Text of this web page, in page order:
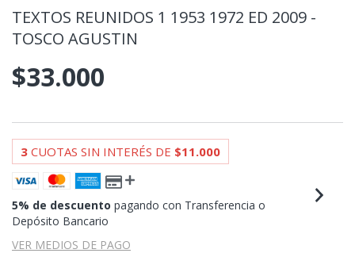
TEXTOS REUNIDOS 1 1953 1972 ED 2009 -
TOSCO AGUSTIN
$33.000
3 CUOTAS SIN INTERÉS DE $11.000
5% de descuento pagando con Transferencia o
Depósito Bancario
VER MEDIOS DE PAGO